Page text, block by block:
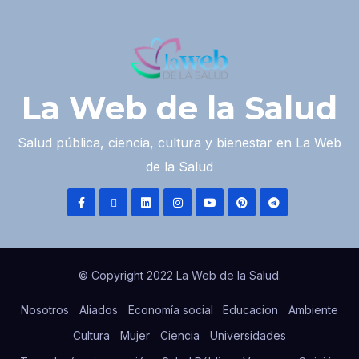
La Web de la Salud
Salud pública, ciencia, cultura y bienestar en La Web
de la Salud
© Copyright 2022 La Web de la Salud.
Nosotros Aliados Economía social Educacion
Ambiente
Cultura
Mujer Ciencia
Universidades